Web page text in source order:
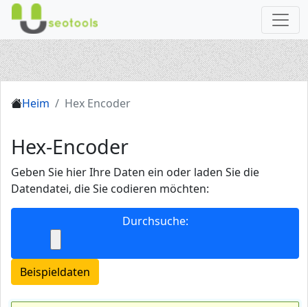
Heim Hex Encoder
Hex-Encoder
Geben Sie hier Ihre Daten ein oder laden Sie die
Datendatei, die Sie codieren möchten:
Durchsuche: